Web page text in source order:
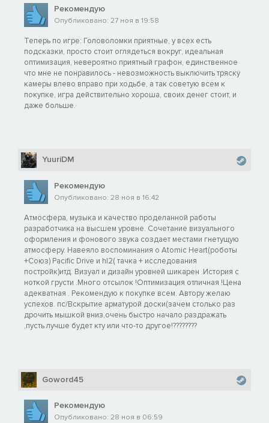
Рекомендую
Опубликовано: 27 ноя в 19:58
Теперь по игре: Головоломки приятные, у всех есть
подсказки, просто стоит оглядеться вокруг, идеальная
оптимизация, невероятно приятный графон, единственное
что мне не понравилось - невозможность выключить тряску
камеры влево вправо при ходьбе, а так советую всем к
покупке, игра действительно хороша, своих денег стоит, и
даже больше.
YuuriDM
Рекомендую
Опубликовано: 28 ноя в 16:42
Атмосфера, музыка и качество проделанной работы
разработчика на высшем уровне. Сочетание визуального
оформления и фонового звука создает местами гнетущую
атмосферу. Навеяло воспоминания о Atomic Heart(роботы
+Союз) Pacific Drive и hl2( тачка + исследования
постройк)итд. Визуал и дизайн уровней шикарен .История с
ноткой грусти .Много отсылок !Оптимизация отличная !Цена
адекватная . Рекомендую к покупке всем. Автору желаю
успехов. пс/Вскрытие арматурой доски(зачем столько раз
дрочить мышкой вниз,очень быстро начало раздражать
,пусть лучше будет кту или что-то другое!????????
Goword45
Рекомендую
Опубликовано: 28 ноя в 06:59